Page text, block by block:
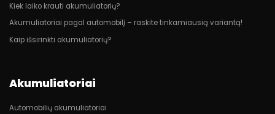
Kiek laiko krauti akumuliatorių?
Akumuliatoriai pagal automobilį – raskite tinkamiausią variantą!
Kaip išsirinkti akumuliatorių?
Akumuliatoriai
Automobilių akumuliatoriai